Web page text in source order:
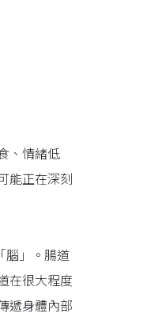
、情緒低
能正在深刻
腦」。腸道
在很大程度
遞身體內部